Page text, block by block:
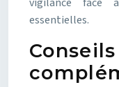
essentielles.
Conseils